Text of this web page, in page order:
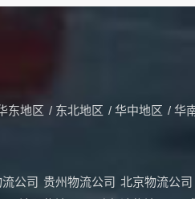
东地区 / 东北地区 / 华中地区 / 华
公司 贵州物流公司 北京物流公司